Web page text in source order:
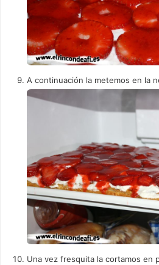
A continuación la metemos en la
Una vez fresquita la cortamos en